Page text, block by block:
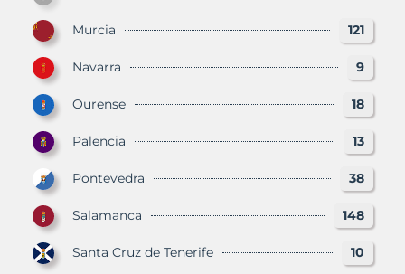
Murcia 121
Navarra 9
Ourense 18
Palencia 13
Pontevedra 38
Salamanca 148
Santa Cruz de Tenerife 10